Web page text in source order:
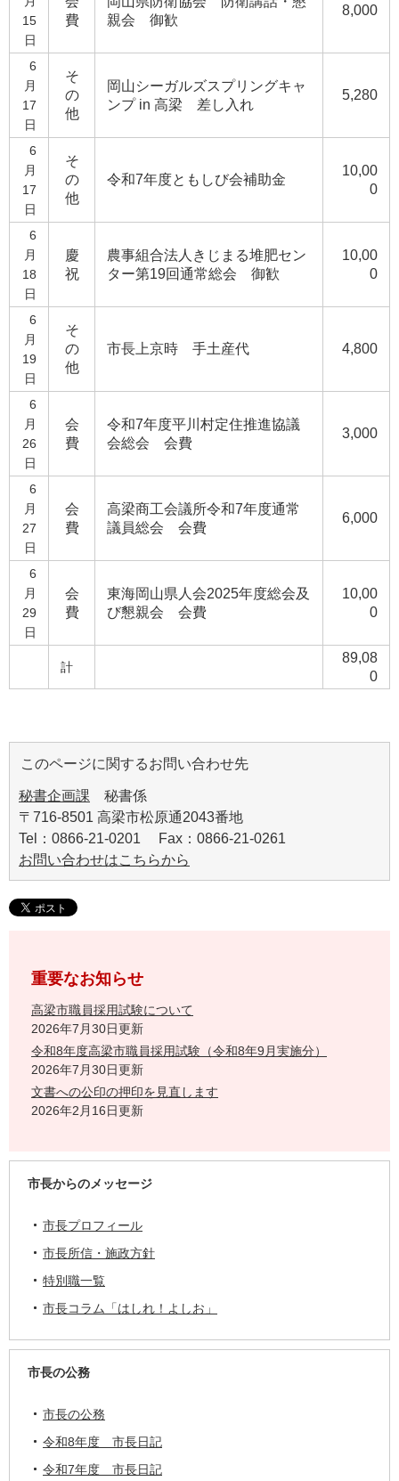
15
日
費
親会 御歓
8,000
6
月
17
日
そ
の
他
岡山シーガルズスプリングキャ
ンプ in 高梁 差し入れ
5,280
6
月
17
日
そ
の
他
令和7年度ともしび会補助金
10,00
0
6
月
18
日
慶
祝
農事組合法人きじまる堆肥セン
ター第19回通常総会 御歓
10,00
0
6
月
19
日
そ
の
他
市長上京時 手土産代 4,800
6
月
26
日
会
費
令和7年度平川村定住推進協議
会総会 会費
3,000
6
月
27
日
会
費
高梁商工会議所令和7年度通常
議員総会 会費
6,000
6
月
29
日
会
費
東海岡山県人会2025年度総会及
び懇親会 会費
10,00
0
計
89,08
0
このページに関するお問い合わせ先
秘書企画課 秘書係
〒716-8501 高梁市松原通2043番地
Tel：0866-21-0201 Fax：0866-21-0261
お問い合わせはこちらから
重要なお知らせ
高梁市職員採用試験について
2026年7月30日更新
令和8年度高梁市職員採用試験（令和8年9月実施分）
2026年7月30日更新
文書への公印の押印を見直します
2026年2月16日更新
市長からのメッセージ
市長プロフィール
市長所信・施政方針
特別職一覧
市長コラム「はしれ！よしお」
市長の公務
市長の公務
令和8年度 市長日記
令和7年度 市長日記